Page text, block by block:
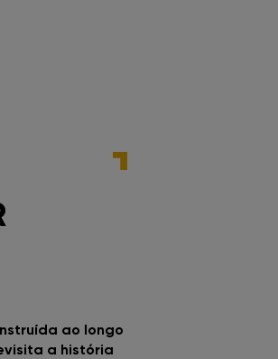
ao longo
a história